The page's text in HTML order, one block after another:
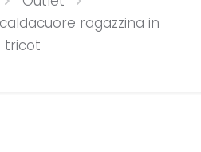
ragazzina in
tricot